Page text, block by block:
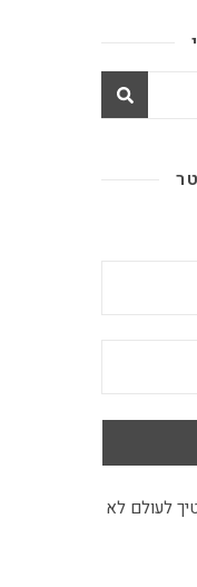
לעולם לא